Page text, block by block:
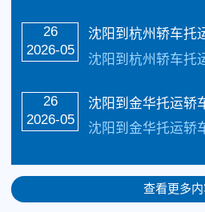
26
2026-05
26
2026-05
沈阳到金华托运轿
查看更多